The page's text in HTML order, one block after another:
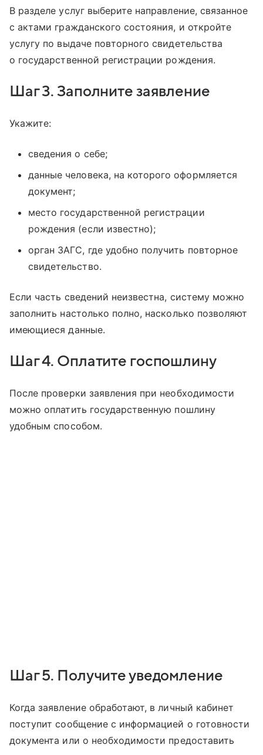
В разделе услуг выберите направление, связанное
с актами гражданского состояния, и откройте
услугу по выдаче повторного свидетельства
о государственной регистрации рождения.
Шаг 3. Заполните заявление
Укажите:
сведения о себе;
данные человека, на которого оформляется
документ;
место государственной регистрации
рождения (если известно);
орган ЗАГС, где удобно получить повторное
свидетельство.
Если часть сведений неизвестна, систему можно
заполнить настолько полно, насколько позволяют
имеющиеся данные.
Шаг 4. Оплатите госпошлину
После проверки заявления при необходимости
можно оплатить государственную пошлину
удобным способом.
Шаг 5. Получите уведомление
Когда заявление обработают, в личный кабинет
поступит сообщение с информацией о готовности
документа или о необходимости предоставить